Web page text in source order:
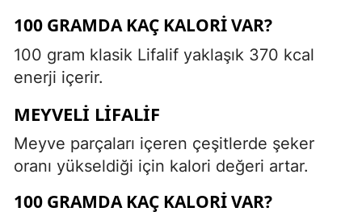
100 GRAMDA KAÇ KALORI VAR?
100 gram klasik Lifalif yaklaşık 370 kcal
enerji içerir.
MEYVELI LIFALIF
Meyve parçaları içeren çeşitlerde şeker
oranı yükseldiği için kalori değeri artar.
100 GRAMDA KAÇ KALORI VAR?